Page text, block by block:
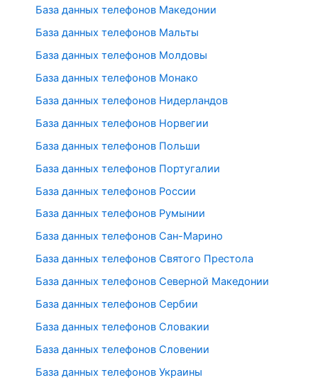
База данных телефонов Македонии
База данных телефонов Мальты
База данных телефонов Молдовы
База данных телефонов Монако
База данных телефонов Нидерландов
База данных телефонов Норвегии
База данных телефонов Польши
База данных телефонов Португалии
База данных телефонов России
База данных телефонов Румынии
База данных телефонов Сан-Марино
База данных телефонов Святого Престола
База данных телефонов Северной Македонии
База данных телефонов Сербии
База данных телефонов Словакии
База данных телефонов Словении
База данных телефонов Украины